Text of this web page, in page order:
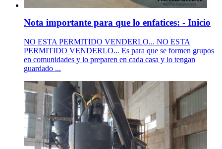
Nota importante para que lo enfatices: - Inicio
NO ESTA PERMITIDO VENDERLO... NO ESTA
PERMITIDO VENDERLO... Es para que se formen grupos
en comunidades y lo preparen en cada casa y lo tengan
guardado ...